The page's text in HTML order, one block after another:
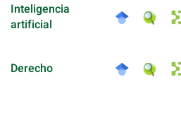
Inteligencia
artificial
Derecho